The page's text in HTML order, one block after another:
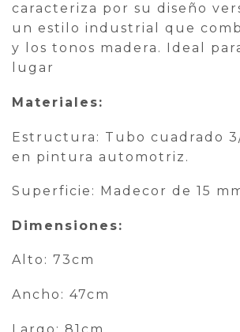
caracteriza por su diseño
un estilo industrial que
y los tonos madera. Ideal
lugar
Materiales:
Estructura: Tubo cuadrado
en pintura automotriz.
Superficie: Madecor de 15
Dimensiones:
Alto: 73cm
Ancho: 47cm
Largo: 81cm